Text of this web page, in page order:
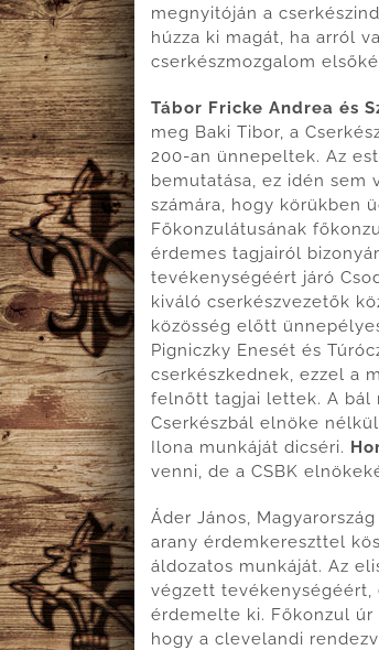
megnyitóján a
húzza ki magát, ha arról
cserkészmozgalom
Tábor Fricke Andrea és
meg Baki Tibor, a
200-an ünnepeltek. Az
bemutatása, ez idén
számára, hogy körükben
Főkonzulátusának
érdemes tagjairól
tevékenységéért járó
kiváló cserkészvezetők
közösség előtt
Pigniczky Enesét és
cserkészkednek, ezzel a
felnőtt tagjai lettek. A bál
Cserkészbál elnöke
Ilona munkáját dicséri.
venni, de a CSBK
Áder János,
arany érdemkereszttel
áldozatos munkáját. Az
végzett tevékenységéért,
érdemelte ki. Főkonzul
hogy a clevelandi